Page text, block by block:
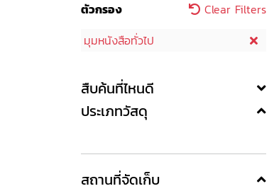
ตัวกรอง
Clear Filters
มุมหนังสือทั่วไป
สืบค้นที่ไหนดี
ประเภทวัสดุ
สถานที่จัดเก็บ